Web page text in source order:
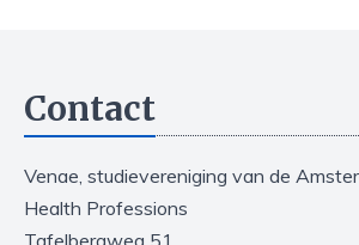
Contact
Venae, studievereniging van de
Health Professions
Tafelbergweg 51